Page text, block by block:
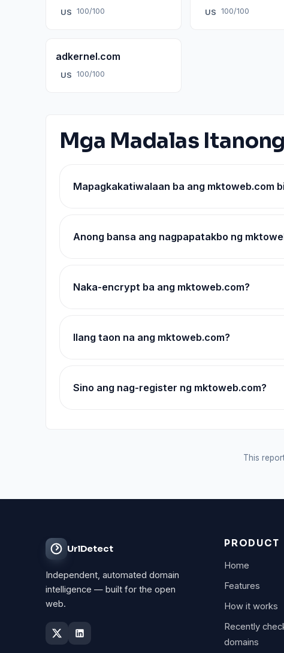
US 100/100 US 100/100
adkernel.com
US 100/100
Mga Madalas Itanong
Mapagkakatiwalaan ba ang mktoweb.com
Anong bansa ang nagpapatakbo ng
Naka-encrypt ba ang mktoweb.com?
Ilang taon na ang mktoweb.com?
Sino ang nag-register ng mktoweb.com?
This
UrlDetect
Independent, automated domain
intelligence — built for the open
web.
PRODUCT
Home
Features
How it works
Recently
domains